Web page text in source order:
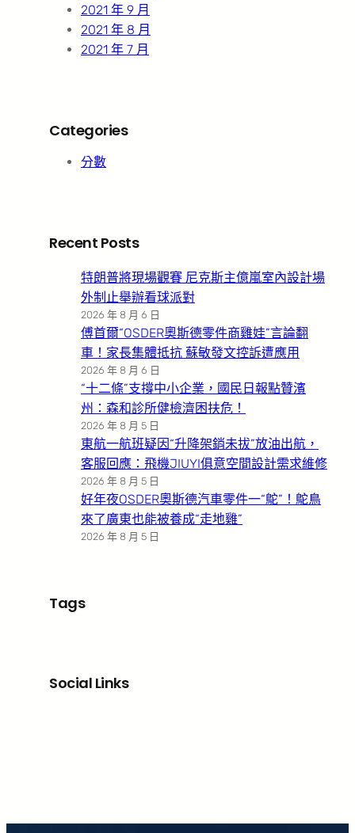
2021 年 9 月
2021 年 8 月
2021 年 7 月
Categories
分數
Recent Posts
特朗普將現場觀賽 尼克斯主億嵐室內設計場
外制止舉辦看球派對
2026 年 8 月 6 日
傅首爾“OSDER奧斯德零件商雞娃”言論翻
車！家長集體抵抗 蘇敏發文控訴遭應用
2026 年 8 月 6 日
“十二條”支撐中小企業，國民日報點贊濱
州：森和診所健檢濟困扶危！
2026 年 8 月 5 日
東航一航班疑因“升降架銷未拔”放油出航，
客服回應：飛機JIUYI俱意空間設計需求維修
2026 年 8 月 5 日
好年夜OSDER奧斯德汽車零件一“鴕”！鴕鳥
來了廣東也能被養成“走地雞”
2026 年 8 月 5 日
Tags
Social Links